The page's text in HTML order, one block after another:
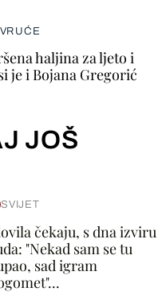
haljina za ljeto i
je i Bojana Gregorić
JOŠ
SVIJET
čekaju, s dna izviru
"Nekad sam se tu
sad igram